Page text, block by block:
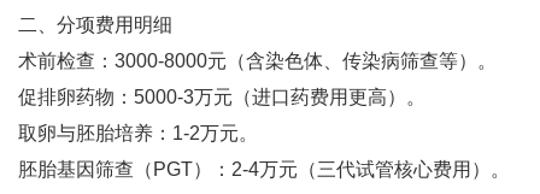
二、分项费用明细
术前检查‌：3000-8000元（含染色体、传染病筛查等）‌。
促排卵药物‌：5000-3万元（进口药费用更高）‌。
取卵与胚胎培养‌：1-2万元‌。
胚胎基因筛查（PGT）‌：2-4万元（三代试管核心费用）‌。